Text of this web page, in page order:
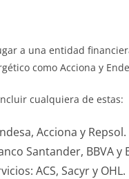
a una entidad
como Acciona y
cualquiera de estas:
Acciona y Repsol.
Santander, BBVA y
ACS, Sacyr y OHL.